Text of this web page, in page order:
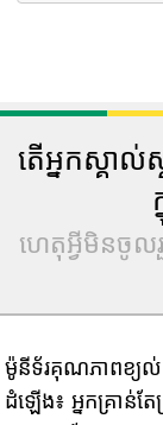
តើអ្នកស្គ
ហេតុអ្វីមិនចូ
ម៉ូនីទ័រគុណភាពខ្យល់
ដំឡើង៖ អ្នកគ្រាន់ត